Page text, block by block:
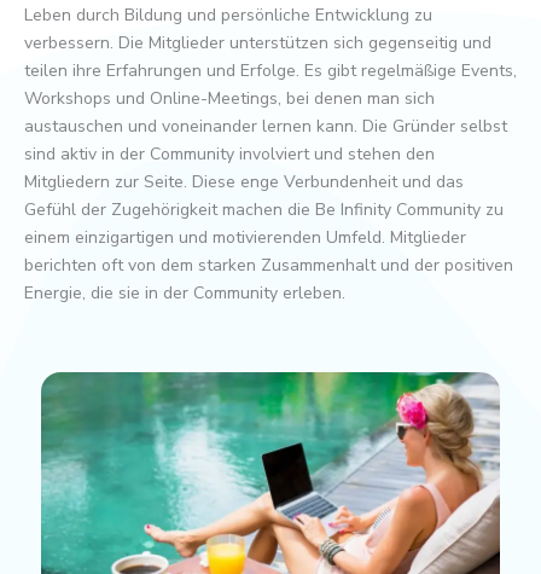
Leben durch Bildung und persönliche Entwicklung zu
verbessern. Die Mitglieder unterstützen sich gegenseitig und
teilen ihre Erfahrungen und Erfolge. Es gibt regelmäßige Events,
Workshops und Online-Meetings, bei denen man sich
austauschen und voneinander lernen kann. Die Gründer selbst
sind aktiv in der Community involviert und stehen den
Mitgliedern zur Seite. Diese enge Verbundenheit und das
Gefühl der Zugehörigkeit machen die Be Infinity Community zu
einem einzigartigen und motivierenden Umfeld. Mitglieder
berichten oft von dem starken Zusammenhalt und der positiven
Energie, die sie in der Community erleben.